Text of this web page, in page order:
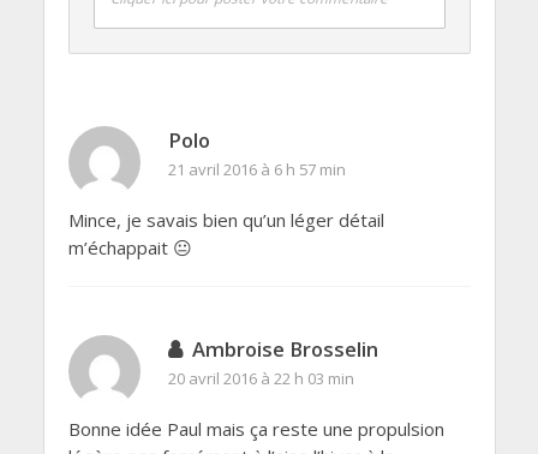
Polo
21 avril 2016 à 6 h 57 min
Mince, je savais bien qu’un léger détail
m’échappait 😐
Ambroise Brosselin
20 avril 2016 à 22 h 03 min
Bonne idée Paul mais ça reste une propulsion